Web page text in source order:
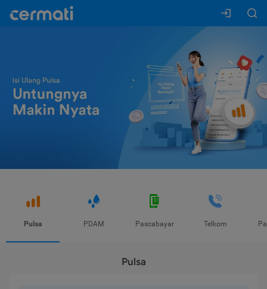
Pulsa PDAM Pascabayar Telkom
Pulsa